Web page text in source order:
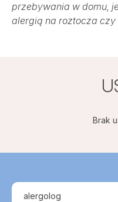
przebywania w domu,
alergią na roztocza czy
Brak
alergolog